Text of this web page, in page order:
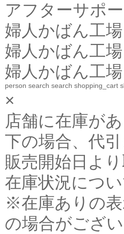
アフターサポー
婦人かばん工場
婦人かばん工場
婦人かばん工場
person search search shopping_cart
×
店舗に在庫が
下の場合、代
販売開始日よ
在庫状況につ
※在庫ありの
の場合がござい